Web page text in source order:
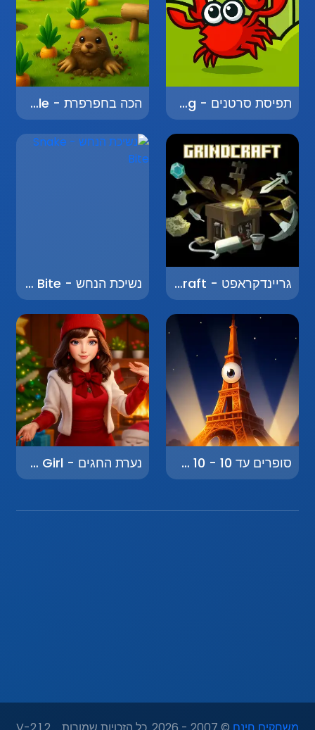
תפיסת סרטנים - Crab Catching הכה בחפרפרת - Whack a Mole
גריינדקראפט - Grindcraft נשיכת הנחש - Snake Bite
סופרים עד 10 - Counting to 10 נערת החגים - Holiday Girl